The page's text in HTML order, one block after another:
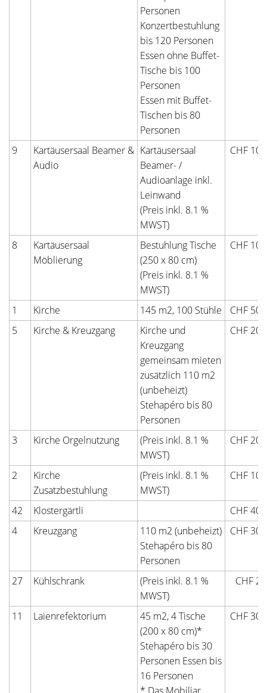
Personen
Konzertbestuhlung
bis 120 Personen
Essen ohne Buffet-
Tische bis 100
Personen
Essen mit Buffet-
Tischen bis 80
Personen
9
Kartäusersaal Beamer &
Audio
Kartäusersaal
Beamer- /
Audioanlage inkl.
Leinwand
(Preis inkl. 8.1 %
MWST)
CHF
8
Kartäusersaal
Möblierung
Bestuhlung Tische
(250 x 80 cm)
(Preis inkl. 8.1 %
MWST)
CHF
1 Kirche 145 m2, 100 Stühle
CHF
5
Kirche & Kreuzgang
Kirche und
Kreuzgang
gemeinsam mieten
zusätzlich 110 m2
(unbeheizt)
Stehapéro bis 80
Personen
CHF
3 Kirche Orgelnutzung
(Preis inkl. 8.1 %
MWST)
CHF
2
Kirche
Zusatzbestuhlung
(Preis inkl. 8.1 %
MWST)
CHF
42 Klostergärtli
CHF
4
Kreuzgang
110 m2 (unbeheizt)
Stehapéro bis 80
Personen
CHF
27 Kühlschrank
(Preis inkl. 8.1 %
MWST)
CHF
11 Laienrefektorium
45 m2, 4 Tische
(200 x 80 cm)*
Stehapéro bis 30
Personen Essen bis
16 Personen
CHF